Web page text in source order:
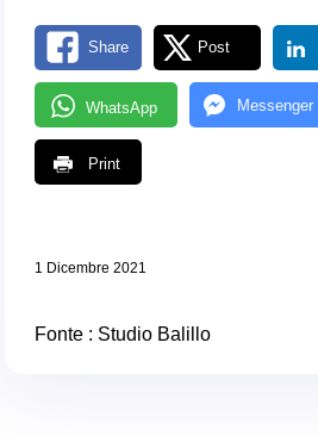
Share Post
WhatsApp Messenger
Print
1 Dicembre 2021
Fonte : Studio Balillo